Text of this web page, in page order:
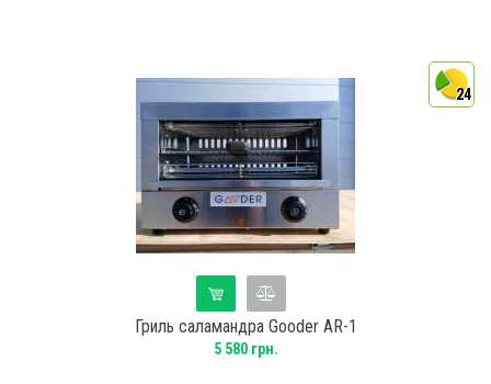
24
Гриль саламандра Gooder AR-1
5 580 грн.